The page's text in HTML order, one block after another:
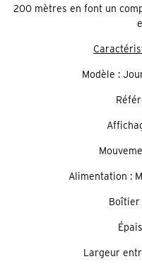
200 mètres en font un
Modèle :
Alimentation :
Boîtier
Largeur